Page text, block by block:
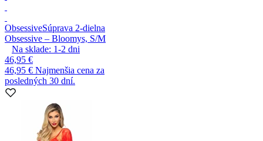
ObsessiveSúprava 2-dielna
Obsessive – Bloomys, S/M
Na sklade: 1-2 dni
46,95 €
46,95 € Najmenšia cena za
posledných 30 dní.